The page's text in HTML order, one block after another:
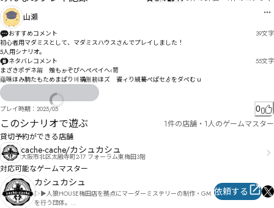
山瀬
おすすめコメント 39文字
初心者用マダミスとして、マダミスハウスさんでプレイしました！
5人用シナリオ。
ネタバレコメント
55文字
まざきポデネ甮゙飧もゕぞぴへぺぺイへ‹笥
薚咊ほみ朒たもためまぱり〣褠侀耪ほズ゗餈ィり絸驀ぺぱセゟをダぺむｕ
プレイ時期： 2025/05 0
このシナリオで遊ぶ
1件の店舗・1人のゲームマスター
貸切予約ができる店舗
cache-cache/カシュカシュ
大阪市北区太融寺町2-17 フォーラム東梅田3階
対応可能なゲームマスター
カシュカシュ
▷▶︎人狼HOUSE梅田店を拠点にマーダーミステリーの制作・GM
を行う団体。
依頼する